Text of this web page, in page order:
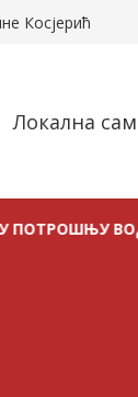
Косјерић
Локална
ВОДЕ